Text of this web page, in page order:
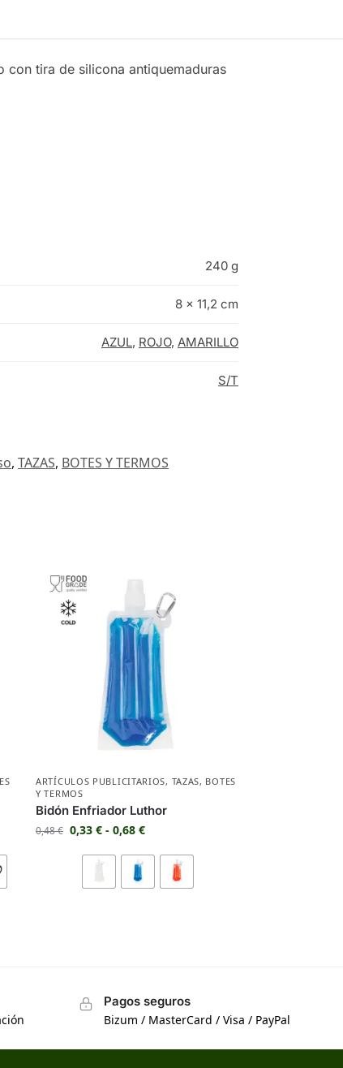
tira de silicona antiquemaduras
240 g
8 × 11,2 cm
AZUL, ROJO, AMARILLO
S/T
, TAZAS, BOTES Y TERMOS
ARTÍCULOS PUBLICITARIOS, TAZAS, BOTES
Y TERMOS
Bidón Enfriador Luthor
0,48€ 0,33€ - 0,68€
Pagos seguros
Bizum / MasterCard / Visa / PayPal